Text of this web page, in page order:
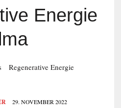
Energie
Regenerative Energie
29. NOVEMBER 2022